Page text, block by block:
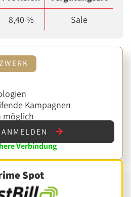
8,40 % Sale
Kampagnen
möglich
Verbindung
Spot